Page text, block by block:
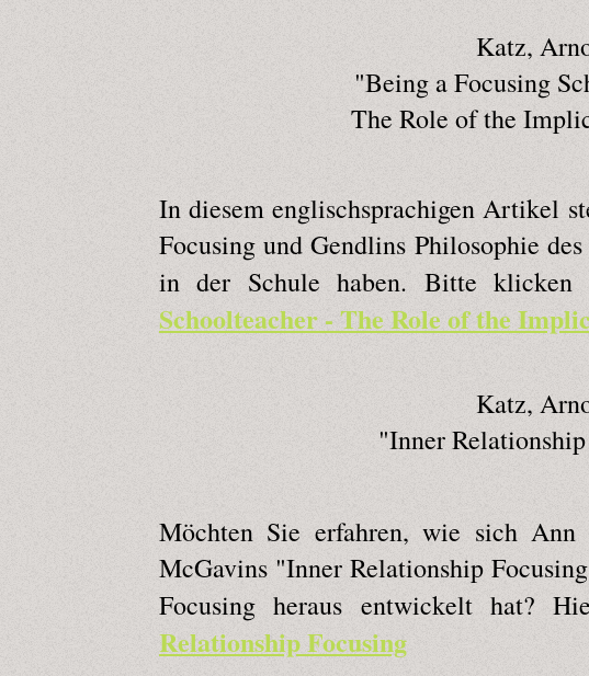
Katz,
"Being a Focusing
The Role of the
In diesem englischsprachigen Artikel
Focusing und Gendlins Philosophie
in der Schule haben. Bitte
Schoolteacher - The Role of the
Katz,
"Inner
Möchten Sie erfahren, wie sich Ann
McGavins "Inner Relationship
Focusing heraus entwickelt hat?
Relationship Focusing